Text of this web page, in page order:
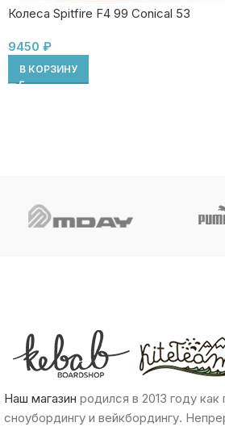
Колеса Spitfire F4 99 Conical 53
9450 ₽
В КОРЗИНУ
Наш магазин родился в 2013 году
сноубордингу и вейкбордингу.